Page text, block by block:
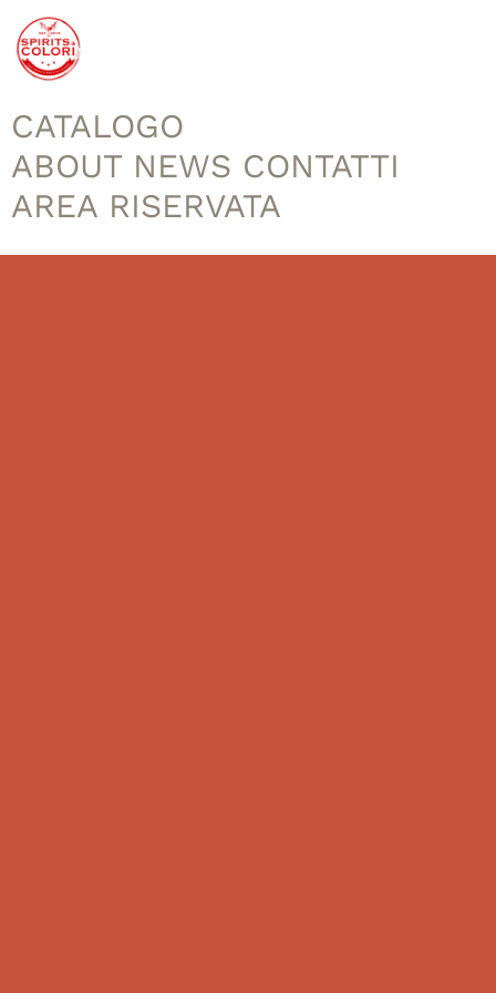
CATALOGO
ABOUT NEWS CONTATTI
AREA RISERVATA